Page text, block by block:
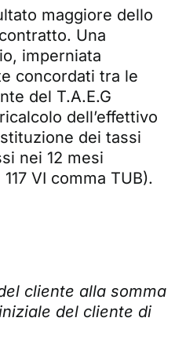
maggiore dello
Una
imperniata
concordati tra le
del T.A.E.G
dell’effettivo
dei tassi
nei 12 mesi
VI comma TUB).
cliente alla somma
del cliente di